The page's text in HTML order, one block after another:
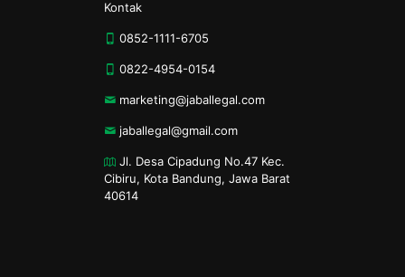
Kontak
0852-1111-6705
0822-4954-0154
marketing@jaballegal.com
jaballegal@gmail.com
Jl. Desa Cipadung No.47 Kec.
Cibiru, Kota Bandung, Jawa Barat
40614